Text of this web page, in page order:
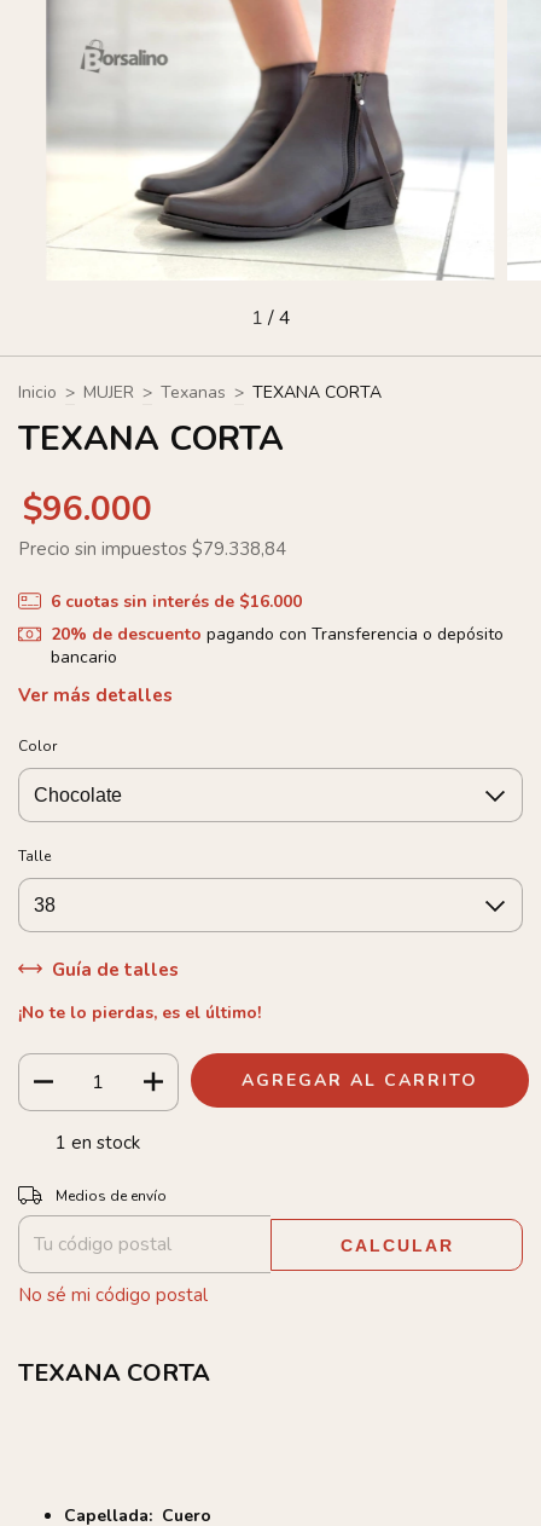
1/4
Inicio > MUJER > Texanas > TEXANA CORTA
TEXANA CORTA
$96.000
Precio sin impuestos $79.338,84
6 cuotas sin interés de $16.000
20% de descuento pagando con Transferencia o depósito
bancario
Ver más detalles
Color
Talle
Guía de talles
¡No te lo pierdas, es el último!
1 en stock
Entregas para el CP:
Medios de envío
CALCULAR
No sé mi código postal
TEXANA CORTA
Capellada: Cuero